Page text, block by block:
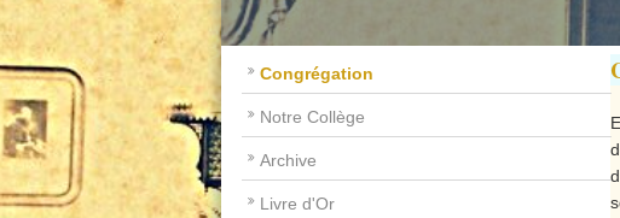
Congrégation
Notre Collège
Archive
Livre d'Or